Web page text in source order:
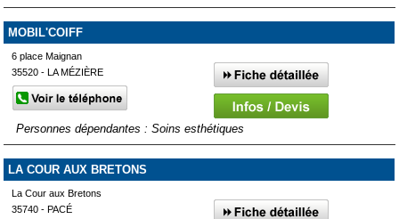
MOBIL'COIFF
6 place Maignan
35520 - LA MÉZIÈRE
Personnes dépendantes : Soins esthétiques
LA COUR AUX BRETONS
La Cour aux Bretons
35740 - PACÉ